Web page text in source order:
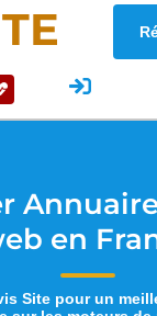
en
Site pour un